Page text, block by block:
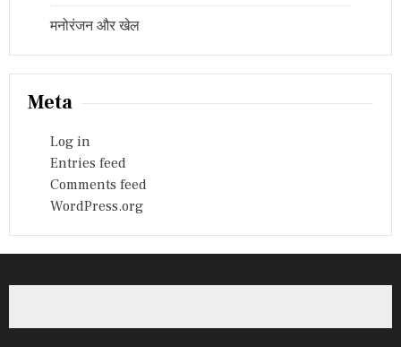
मनोरंजन और खेल
Meta
Log in
Entries feed
Comments feed
WordPress.org